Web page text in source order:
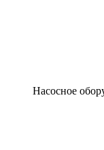
Насосное